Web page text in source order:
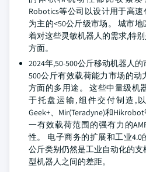
Robotics等公司以设计用于高
为主的<50公斤级市场。 城市
着对这些灵敏机器人的需求,特
方面。
2024年,50-500公斤移动机器人
500公斤有效载荷能力市场的
方面的多用途。 这些中量级机
于托盘运输,组件交付制造,
Geek+、Mir(Teradyne)和
一有效载荷范围的强有力的
性。 电子商务的扩展和工业4.0
公斤类别仍然是工业自动化的
型机器人之间的差距。